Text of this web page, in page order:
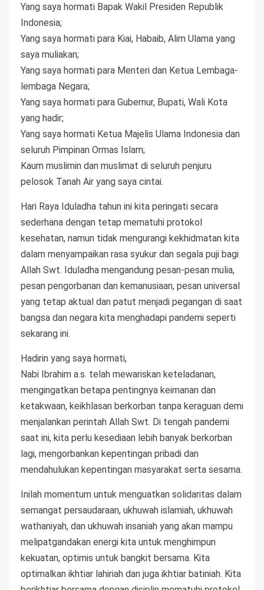
Yang saya hormati Bapak Wakil Presiden Republik
Indonesia;
Yang saya hormati para Kiai, Habaib, Alim Ulama yang
saya muliakan;
Yang saya hormati para Menteri dan Ketua Lembaga-
lembaga Negara;
Yang saya hormati para Gubernur, Bupati, Wali Kota
yang hadir;
Yang saya hormati Ketua Majelis Ulama Indonesia dan
seluruh Pimpinan Ormas Islam;
Kaum muslimin dan muslimat di seluruh penjuru
pelosok Tanah Air yang saya cintai.
Hari Raya Iduladha tahun ini kita peringati secara
sederhana dengan tetap mematuhi protokol
kesehatan, namun tidak mengurangi kekhidmatan kita
dalam menyampaikan rasa syukur dan segala puji bagi
Allah Swt. Iduladha mengandung pesan-pesan mulia,
pesan pengorbanan dan kemanusiaan, pesan universal
yang tetap aktual dan patut menjadi pegangan di saat
bangsa dan negara kita menghadapi pandemi seperti
sekarang ini.
Hadirin yang saya hormati,
Nabi Ibrahim a.s. telah mewariskan keteladanan,
mengingatkan betapa pentingnya keimanan dan
ketakwaan, keikhlasan berkorban tanpa keraguan demi
menjalankan perintah Allah Swt. Di tengah pandemi
saat ini, kita perlu kesediaan lebih banyak berkorban
lagi, mengorbankan kepentingan pribadi dan
mendahulukan kepentingan masyarakat serta sesama.
Inilah momentum untuk menguatkan solidaritas dalam
semangat persaudaraan, ukhuwah islamiah, ukhuwah
wathaniyah, dan ukhuwah insaniah yang akan mampu
melipatgandakan energi kita untuk menghimpun
kekuatan, optimis untuk bangkit bersama. Kita
optimalkan ikhtiar lahiriah dan juga ikhtiar batiniah. Kita